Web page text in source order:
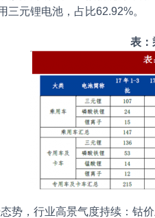
三元锂电池，占比62.92%。
表：
势，行业高景气度持续：钴